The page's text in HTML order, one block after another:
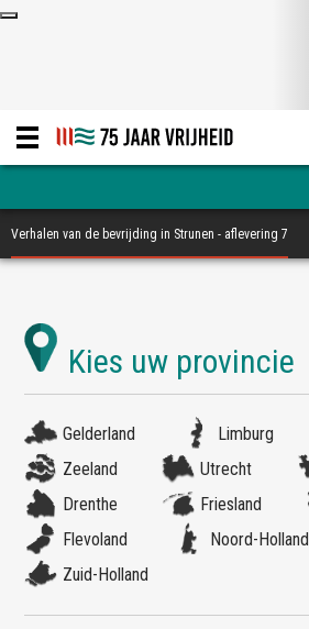
Verhalen van de bevrijding in Strunen - aflevering 7
Gelderland Limburg
Zeeland
Utrecht
Drenthe
Friesland
Flevoland
Noord-Holland
Zuid-Holland